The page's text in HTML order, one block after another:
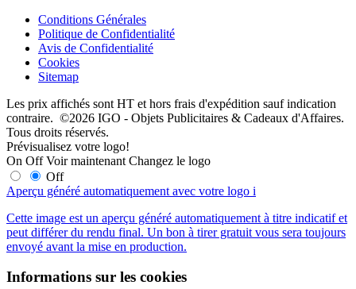
Conditions Générales
Politique de Confidentialité
Avis de Confidentialité
Cookies
Sitemap
Les prix affichés sont HT et hors frais d'expédition sauf indication
contraire. ©2026 IGO - Objets Publicitaires & Cadeaux d'Affaires.
Tous droits réservés.
Prévisualisez votre logo!
On Off Voir maintenant Changez le logo
Off
Aperçu généré automatiquement avec votre logo i
Cette image est un aperçu généré automatiquement à titre indicatif et
peut différer du rendu final. Un bon à tirer gratuit vous sera toujours
envoyé avant la mise en production.
Informations sur les cookies